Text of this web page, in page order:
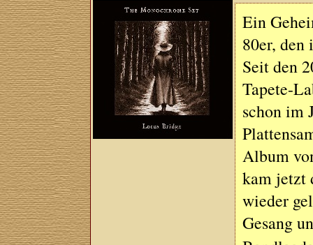
Ein
80er,
Seit den
Tapete-
schon im
Album
kam jetzt
wieder
Gesang